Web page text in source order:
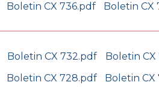
Boletin CX 736.pdf Boletin CX
Boletin CX 732.pdf
Boletin CX
Boletin CX 728.pdf
Boletin CX